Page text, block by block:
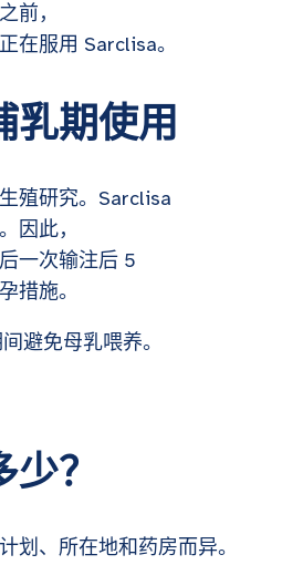
前，
在服用 Sarclisa。
乳期使用
殖研究。Sarclisa
因此，
一次输注后 5
措施。
避免母乳喂养。
？
划、所在地和药房而异。